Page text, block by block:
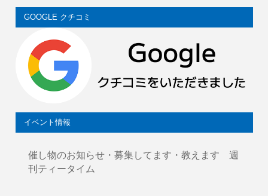
GOOGLE クチコミ
イベント情報
催し物のお知らせ・募集してます・教えます 週
刊ティータイム